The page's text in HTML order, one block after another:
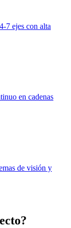
7 ejes con alta
en cadenas
de visión y